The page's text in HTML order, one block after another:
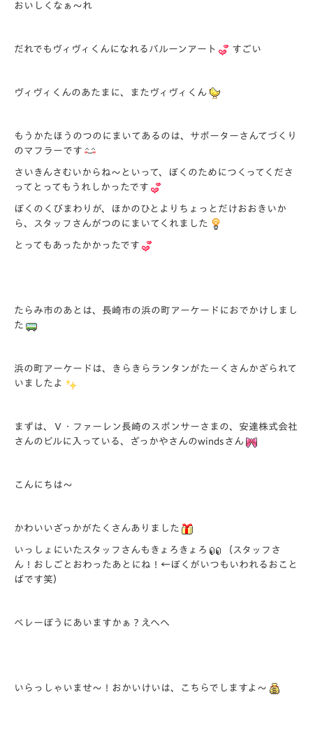
おいしくなぁ～れ
だれでもヴィヴィくんになれるバルーンアート すごい
ヴィヴィくんのあたまに、またヴィヴィくん
もうかたほうのつのにまいてあるのは、サポーターさんてづくり
のマフラーです
さいきんさむいからね～といって、ぼくのためにつくってくださ
ってとってもうれしかったです
ぼくのくびまわりが、ほかのひとよりちょっとだけおおきいか
ら、スタッフさんがつのにまいてくれました
とってもあったかかったです
たらみ市のあとは、長崎市の浜の町アーケードにおでかけしまし
た
浜の町アーケードは、きらきらランタンがたーくさんかざられて
いましたよ
まずは、Ｖ・ファーレン長崎のスポンサーさまの、安達株式会社
さんのビルに入っている、ざっかやさんのwindsさん
こんにちは～
かわいいざっかがたくさんありました
いっしょにいたスタッフさんもきょろきょろ
（スタッフさ
ん！おしごとおわったあとにね！←ぼくがいつもいわれるおこと
ばです笑）
ベレーぼうにあいますかぁ？えへへ
いらっしゃいませ～！おかいけいは、こちらでしますよ～